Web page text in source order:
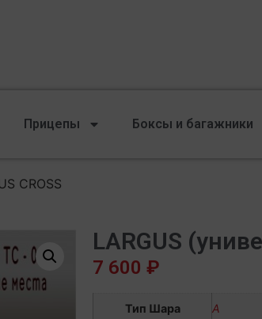
Прицепы Боксы и багажники
CROSS
LARGUS
7 600 ₽
Тип Шара А